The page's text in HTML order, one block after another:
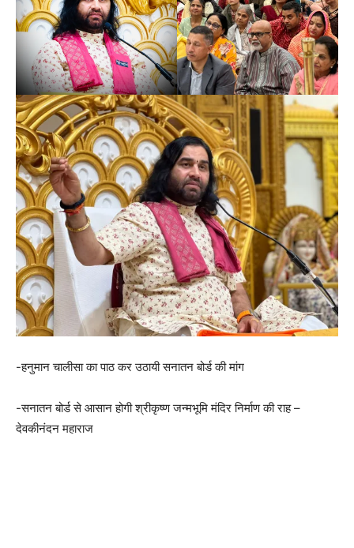
-हनुमान चालीसा का पाठ कर उठायी सनातन बोर्ड की मांग
-सनातन बोर्ड से आसान होगी श्रीकृष्ण जन्मभूमि मंदिर निर्माण की राह –
देवकीनंदन महाराज